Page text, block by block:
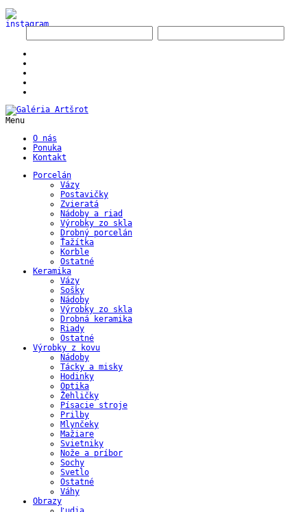
Menu
O nás
Ponuka
Kontakt
Porcelán
Vázy
Postavičky
Zvieratá
Nádoby a riad
Výrobky zo skla
Drobný porcelán
Ťažítka
Korble
Ostatné
Keramika
Vázy
Sošky
Nádoby
Výrobky zo skla
Drobná keramika
Riady
Ostatné
Výrobky z kovu
Nádoby
Tácky a misky
Hodinky
Optika
Žehličky
Písacie stroje
Prilby
Mlynčeky
Mažiare
Svietniky
Nože a príbor
Sochy
Svetlo
Ostatné
Váhy
Obrazy